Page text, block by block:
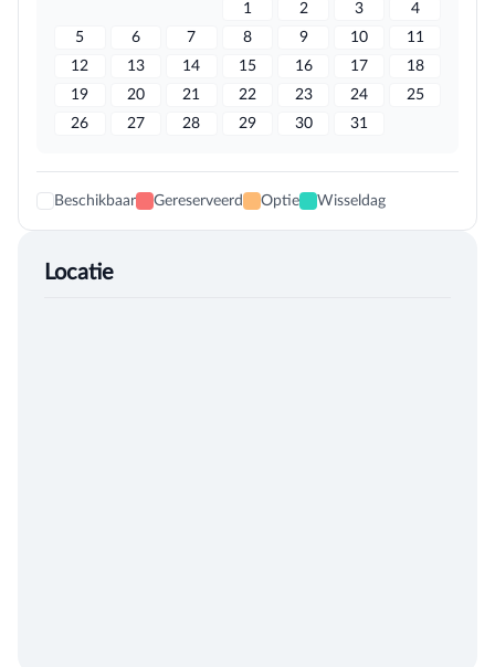
1 2 3
4
5
6 7 8 9 10
11
12
13 14 15 16 17
18
19
20 21 22 23 24
25
26
27 28 29 30 31
Beschikbaar Gereserveerd Optie Wisseldag
Locatie